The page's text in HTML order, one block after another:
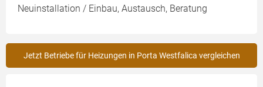
Neuinstallation / Einbau, Austausch, Beratung
Jetzt Betriebe für Heizungen in Porta Westfalica vergleichen